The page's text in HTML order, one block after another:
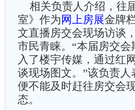
相关负责人介绍，往
室》作为 网上房展金牌
文直播房交会现场访谈
市民青睐。“本届房交
入了楼宇传媒，通过红
谈现场图文。”该负责
便不能及时赶往房交会
态。